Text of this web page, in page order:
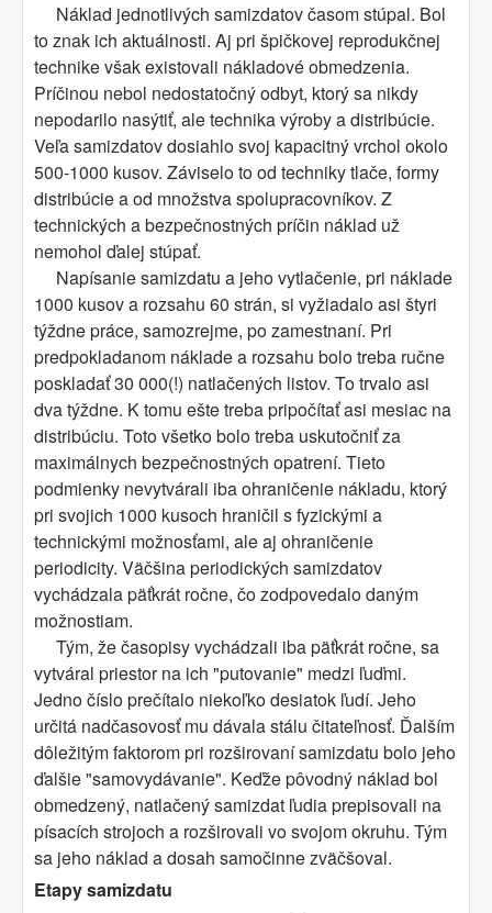
Náklad jednotlivých samizdatov časom stúpal. Bol
to znak ich aktuálnosti. Aj pri špičkovej reprodukčnej
technike však existovali nákladové obmedzenia.
Príčinou nebol nedostatočný odbyt, ktorý sa nikdy
nepodarilo nasýtiť, ale technika výroby a distribúcie.
Veľa samizdatov dosiahlo svoj kapacitný vrchol okolo
500-1000 kusov. Záviselo to od techniky tlače, formy
distribúcie a od množstva spolupracovníkov. Z
technických a bezpečnostných príčin náklad už
nemohol ďalej stúpať.
Napísanie samizdatu a jeho vytlačenie, pri náklade
1000 kusov a rozsahu 60 strán, si vyžiadalo asi štyri
týždne práce, samozrejme, po zamestnaní. Pri
predpokladanom náklade a rozsahu bolo treba ručne
poskladať 30 000(!) natlačených listov. To trvalo asi
dva týždne. K tomu ešte treba pripočítať asi mesiac na
distribúciu. Toto všetko bolo treba uskutočniť za
maximálnych bezpečnostných opatrení. Tieto
podmienky nevytvárali iba ohraničenie nákladu, ktorý
pri svojich 1000 kusoch hraničil s fyzickými a
technickými možnosťami, ale aj ohraničenie
periodicity. Väčšina periodických samizdatov
vychádzala päťkrát ročne, čo zodpovedalo daným
možnostiam.
Tým, že časopisy vychádzali iba päťkrát ročne, sa
vytváral priestor na ich "putovanie" medzi ľuďmi.
Jedno číslo prečítalo niekoľko desiatok ľudí. Jeho
určitá nadčasovosť mu dávala stálu čitateľnosť. Ďalším
dôležitým faktorom pri rozširovaní samizdatu bolo jeho
ďalšie "samovydávanie". Keďže pôvodný náklad bol
obmedzený, natlačený samizdat ľudia prepisovali na
písacích strojoch a rozširovali vo svojom okruhu. Tým
sa jeho náklad a dosah samočinne zväčšoval.
Etapy samizdatu